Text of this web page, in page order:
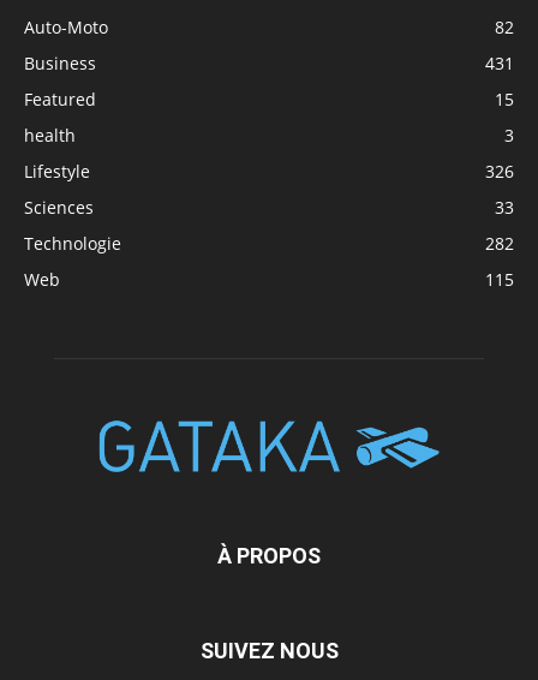
Auto-Moto
82
Business
431
Featured
15
health
3
Lifestyle
326
Sciences
33
Technologie
282
Web
115
À PROPOS
SUIVEZ NOUS